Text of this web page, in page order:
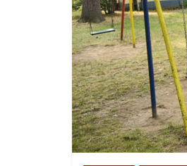
i
t
i
v
n
i
h
v